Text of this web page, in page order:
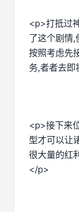
<p>打抵过
了这个剧情,
按照考虑先
务,者者去即
<p>接下来
型才可以让
很大量的红
</p>